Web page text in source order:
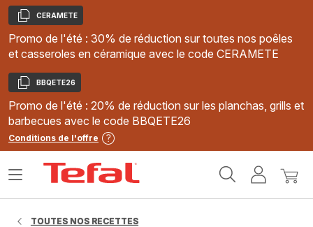
Copier
CERAMETE
Promo de l'été : 30% de réduction sur toutes nos poêles
et casseroles en céramique avec le code CERAMETE
Copier
BBQETE26
Promo de l'été : 20% de réduction sur les planchas, grills et
barbecues avec le code BBQETE26
Conditions de l'offre
MonMon
Ouvrir
TOUTES NOS RECETTES